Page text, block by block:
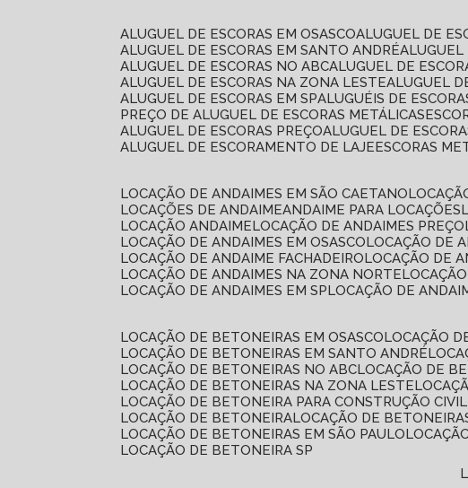
ALUGUEL DE ESCORAS EM OSASCO ALUGUEL DE
ALUGUEL DE ESCORAS EM SANTO ANDRÉ
ALUGUEL DE ESCORAS NO ABC ALUGUEL DE
ALUGUEL DE ESCORAS NA ZONA LESTE ALUGUEL
ALUGUEL DE ESCORAS EM SP ALUGUÉIS DE
PREÇO DE ALUGUEL DE ESCORAS METÁLICAS
ALUGUEL DE ESCORAS PREÇO ALUGUEL DE
ALUGUEL DE ESCORAMENTO DE LAJE
ESCORAS
LOCAÇÃO DE ANDAIMES EM SÃO CAETANO
LOCAÇÕES DE ANDAIME ANDAIME PARA LOCAÇÕES
LOCAÇÃO ANDAIME LOCAÇÃO DE ANDAIMES PREÇO
LOCAÇÃO DE ANDAIMES EM OSASCO LOCAÇÃO DE
LOCAÇÃO DE ANDAIME FACHADEIRO LOCAÇÃO DE
LOCAÇÃO DE ANDAIMES NA ZONA NORTE
LOCAÇÃO DE ANDAIMES EM SP LOCAÇÃO DE
LOCAÇÃO DE BETONEIRAS EM OSASCO LOCAÇÃO
LOCAÇÃO DE BETONEIRAS EM SANTO ANDRÉ
LOCAÇÃO DE BETONEIRAS NO ABC LOCAÇÃO DE
LOCAÇÃO DE BETONEIRAS NA ZONA LESTE
LOCAÇÃO DE BETONEIRA PARA CONSTRUÇÃO CIVIL
LOCAÇÃO DE BETONEIRA LOCAÇÃO DE
LOCAÇÃO DE BETONEIRAS EM SÃO PAULO
LOCAÇÃO DE BETONEIRA SP